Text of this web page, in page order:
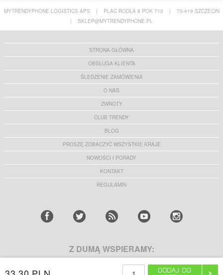
MYTRENDYPHONE LOGISTICS APS | PLAC RODŁA 8 POK 710 |
70-419 SZCZECIN
|
SKLEP@MYTRENDYPHONE.PL
STRONA GŁÓWNA
OBSŁUGA KLIENTA
ŚLEDZENIE ZAMÓWIENIA
O NAS
ZWROTY
CLUB TRENDY
BLOG
PROSZĘ ZOBACZYĆ WSZYSTKIE KRAJE
NOWOŚCI I PORADY
KONTAKT
REGULAMIN
Z DUMĄ WSPIERAMY: